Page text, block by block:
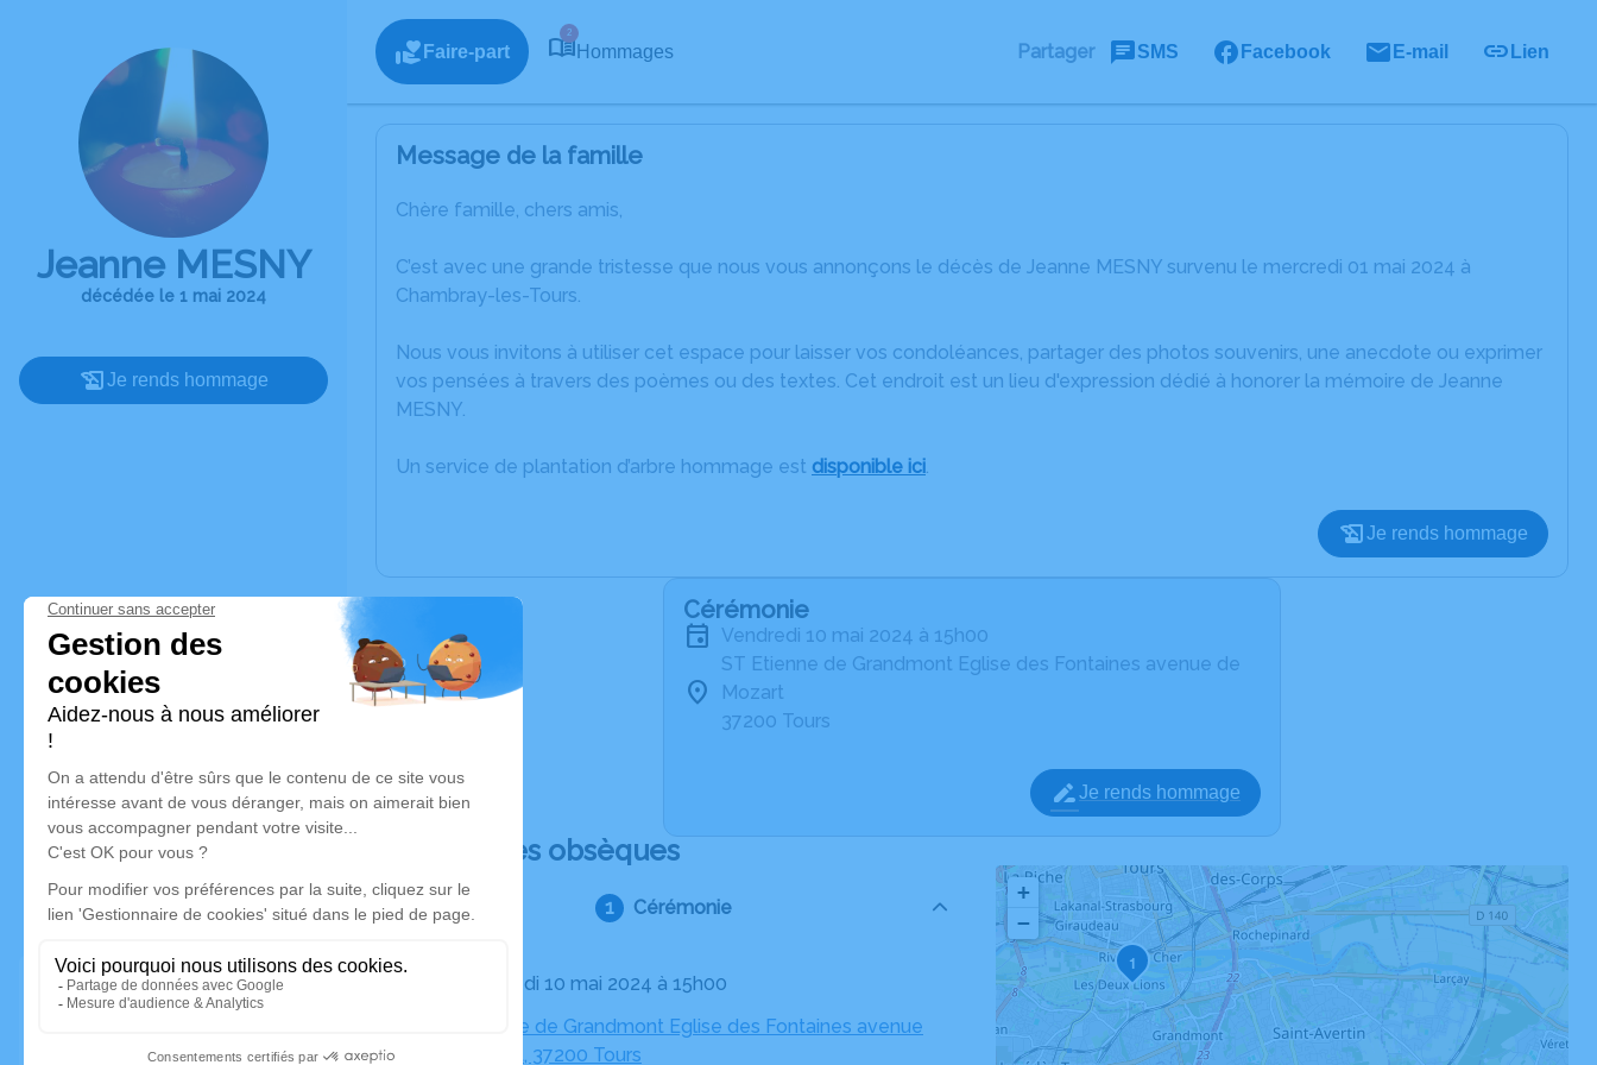
Jeanne MESNY
décédée le 1 mai 2024
Je rends hommage
Faire-part
2
Hommages Partager SMS Facebook E-mail Lien
Message de la famille
Chère famille, chers amis,
C’est avec une grande tristesse que nous vous annonçons le décès de Jeanne MESNY survenu le mercredi 01 mai 2024 à
Chambray-les-Tours.
Nous vous invitons à utiliser cet espace pour laisser vos condoléances, partager des photos souvenirs, une anecdote ou exprimer
vos pensées à travers des poèmes ou des textes. Cet endroit est un lieu d'expression dédié à honorer la mémoire de Jeanne
MESNY.
Un service de plantation d’arbre hommage est disponible ici.
Je rends hommage
Cérémonie
vendredi 10 mai 2024 à 15h00
ST Etienne de Grandmont Eglise des Fontaines avenue de
Mozart
37200 Tours
Je rends hommage
Déroulé des obsèques
Cérémonie
Le vendredi 10 mai 2024 à 15h00
ST Etienne de Grandmont Eglise des Fontaines avenue
de Mozart, 37200 Tours
1
+
−